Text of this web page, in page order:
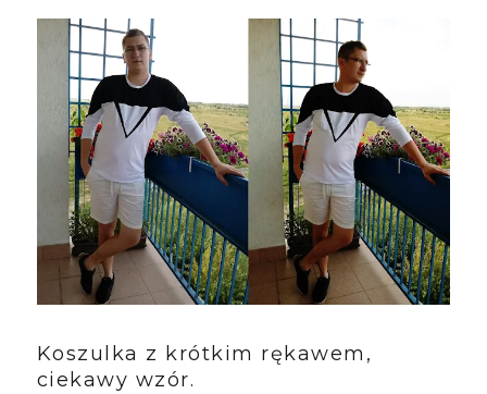
Koszulka z krótkim rękawem,
ciekawy wzór.